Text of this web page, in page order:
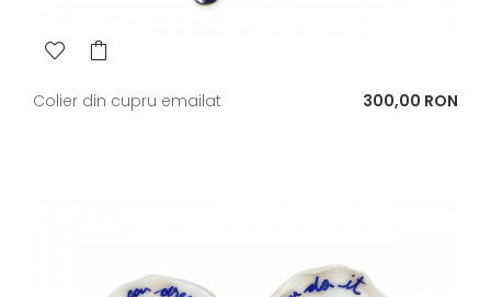
Colier din cupru emailat Pret
300,00 RON